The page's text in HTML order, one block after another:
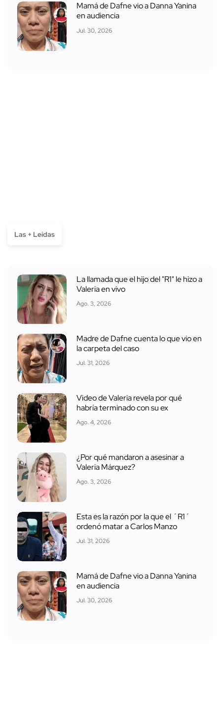
Mamá de Dafne vio a Danna Yanina
en audiencia
Jul. 30, 2026
Las + Leídas
La llamada que el hijo del "R1" le hizo a
Valeria en vivo
Ago. 3, 2026
Madre de Dafne cuenta lo que vio en
la carpeta del caso
Jul. 31, 2026
Video de Valeria revela por qué
habría terminado con su ex
Ago. 4, 2026
¿Por qué mandaron a asesinar a
Valeria Márquez?
Ago. 3, 2026
Esta es la razón por la que el ´R1´
ordenó matar a Carlos Manzo
Jul. 31, 2026
Mamá de Dafne vio a Danna Yanina
en audiencia
Jul. 30, 2026